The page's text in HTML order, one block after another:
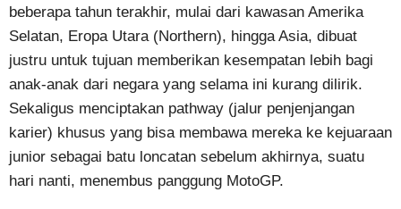
beberapa tahun terakhir, mulai dari kawasan Amerika
Selatan, Eropa Utara (Northern), hingga Asia, dibuat
justru untuk tujuan memberikan kesempatan lebih bagi
anak-anak dari negara yang selama ini kurang dilirik.
Sekaligus menciptakan pathway (jalur penjenjangan
karier) khusus yang bisa membawa mereka ke kejuaraan
junior sebagai batu loncatan sebelum akhirnya, suatu
hari nanti, menembus panggung MotoGP.